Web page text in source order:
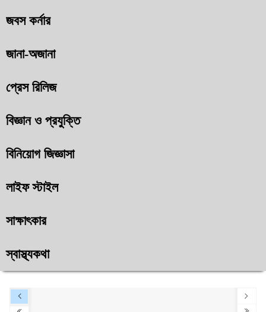
জবস কর্নার
জানা-অজানা
প্রেস রিলিজ
বিজ্ঞান ও প্রযুক্তি
বিনিয়োগ জিজ্ঞাসা
লাইফ স্টাইল
সাক্ষাৎকার
স্বাস্থ্যকথা